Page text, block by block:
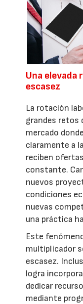
Una
escasez
La rotación
grandes retos
mercado
claramente a
reciben
constante.
nuevos
condiciones
nuevas
una práctica
Este
multiplicador
escasez.
logra
dedicar
mediante